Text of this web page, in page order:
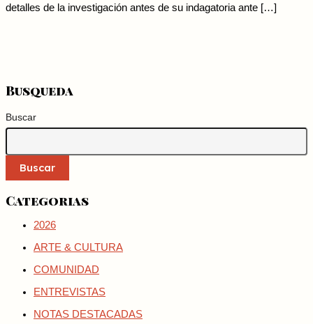
detalles de la investigación antes de su indagatoria ante […]
Busqueda
Buscar
Buscar
Categorias
2026
ARTE & CULTURA
COMUNIDAD
ENTREVISTAS
NOTAS DESTACADAS